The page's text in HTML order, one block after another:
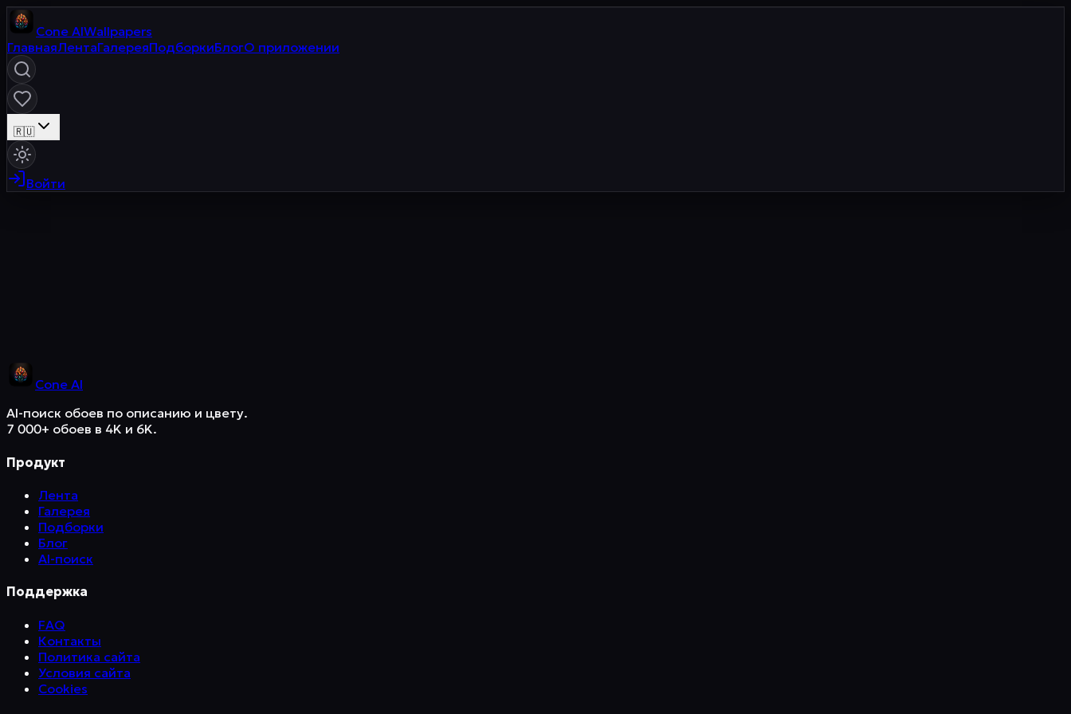
Cone AIWallpapers
ГлавнаяЛентаГалереяПодборкиБлогО приложении
🇷🇺
Войти
Cone AI
AI-поиск обоев по описанию и цвету.
7 000+ обоев в 4K и 6K.
Продукт
Лента
Галерея
Подборки
Блог
AI-поиск
Поддержка
FAQ
Контакты
Политика сайта
Условия сайта
Cookies